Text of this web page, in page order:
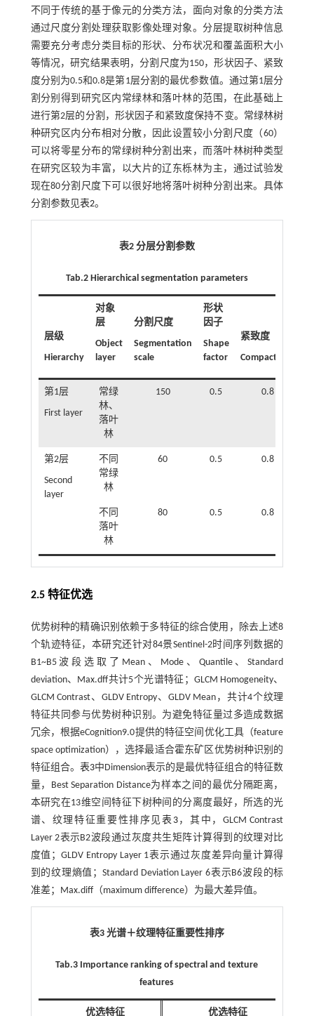
不同于传统的基于像元的分类方法，面向对象的分类方法
通过尺度分割处理获取影像处理对象。分层提取树种信息
需要充分考虑分类目标的形状、分布状况和覆盖面积大小
等情况，研究结果表明，分割尺度为150，形状因子、紧致
度分别为0.5和0.8是第1层分割的最优参数值。通过第1层分
割分别得到研究区内常绿林和落叶林的范围，在此基础上
进行第2层的分割，形状因子和紧致度保持不变。常绿林树
种研究区内分布相对分散，因此设置较小分割尺度（60）
可以将零星分布的常绿树种分割出来，而落叶林树种类型
在研究区较为丰富，以大片的辽东栎林为主，通过试验发
现在80分割尺度下可以很好地将落叶树种分割出来。具体
分割参数见表2。
表2 分层分割参数
Tab.2 Hierarchical segmentation parameters
层级
Hierarchy
对象
层
Object
layer
分割尺度
Segmentation
scale
形状
因子
Shape
factor
紧致度
Compactness
第1层
First layer
常绿
林、
落叶
林
150 0.5 0.8
第2层
Second
layer
不同
常绿
林
60 0.5 0.8
不同
落叶
林
80 0.5 0.8
2.5 特征优选
优势树种的精确识别依赖于多特征的综合使用，除去上述8
个轨迹特征，本研究还针对84景Sentinel-2时间序列数据的
B1~B5波段选取了Mean、Mode、Quantile、Standard
deviation、Max.dff共计5个光谱特征；GLCM Homogeneity、
GLCM Contrast、GLDV Entropy、GLDV Mean，共计4个纹理
特征共同参与优势树种识别。为避免特征量过多造成数据
冗余，根据eCognition9.0提供的特征空间优化工具（feature
space optimization），选择最适合霍东矿区优势树种识别的
特征组合。 表3中Dimension表示的是最优特征组合的特征数
量，Best Separation Distance为样本之间的最优分隔距离，
本研究在13维空间特征下树种间的分离度最好，所选的光
谱、纹理特征重要性排序见表3，其中，GLCM Contrast
Layer 2表示B2波段通过灰度共生矩阵计算得到的纹理对比
度值；GLDV Entropy Layer 1表示通过灰度差异向量计算得
到的纹理熵值；Standard Deviation Layer 6表示B6波段的标
准差；Max.diff（maximum difference）为最大差异值。
表3 光谱＋纹理特征重要性排序
Tab.3 Importance ranking of spectral and texture
features
优选特征
优选特征